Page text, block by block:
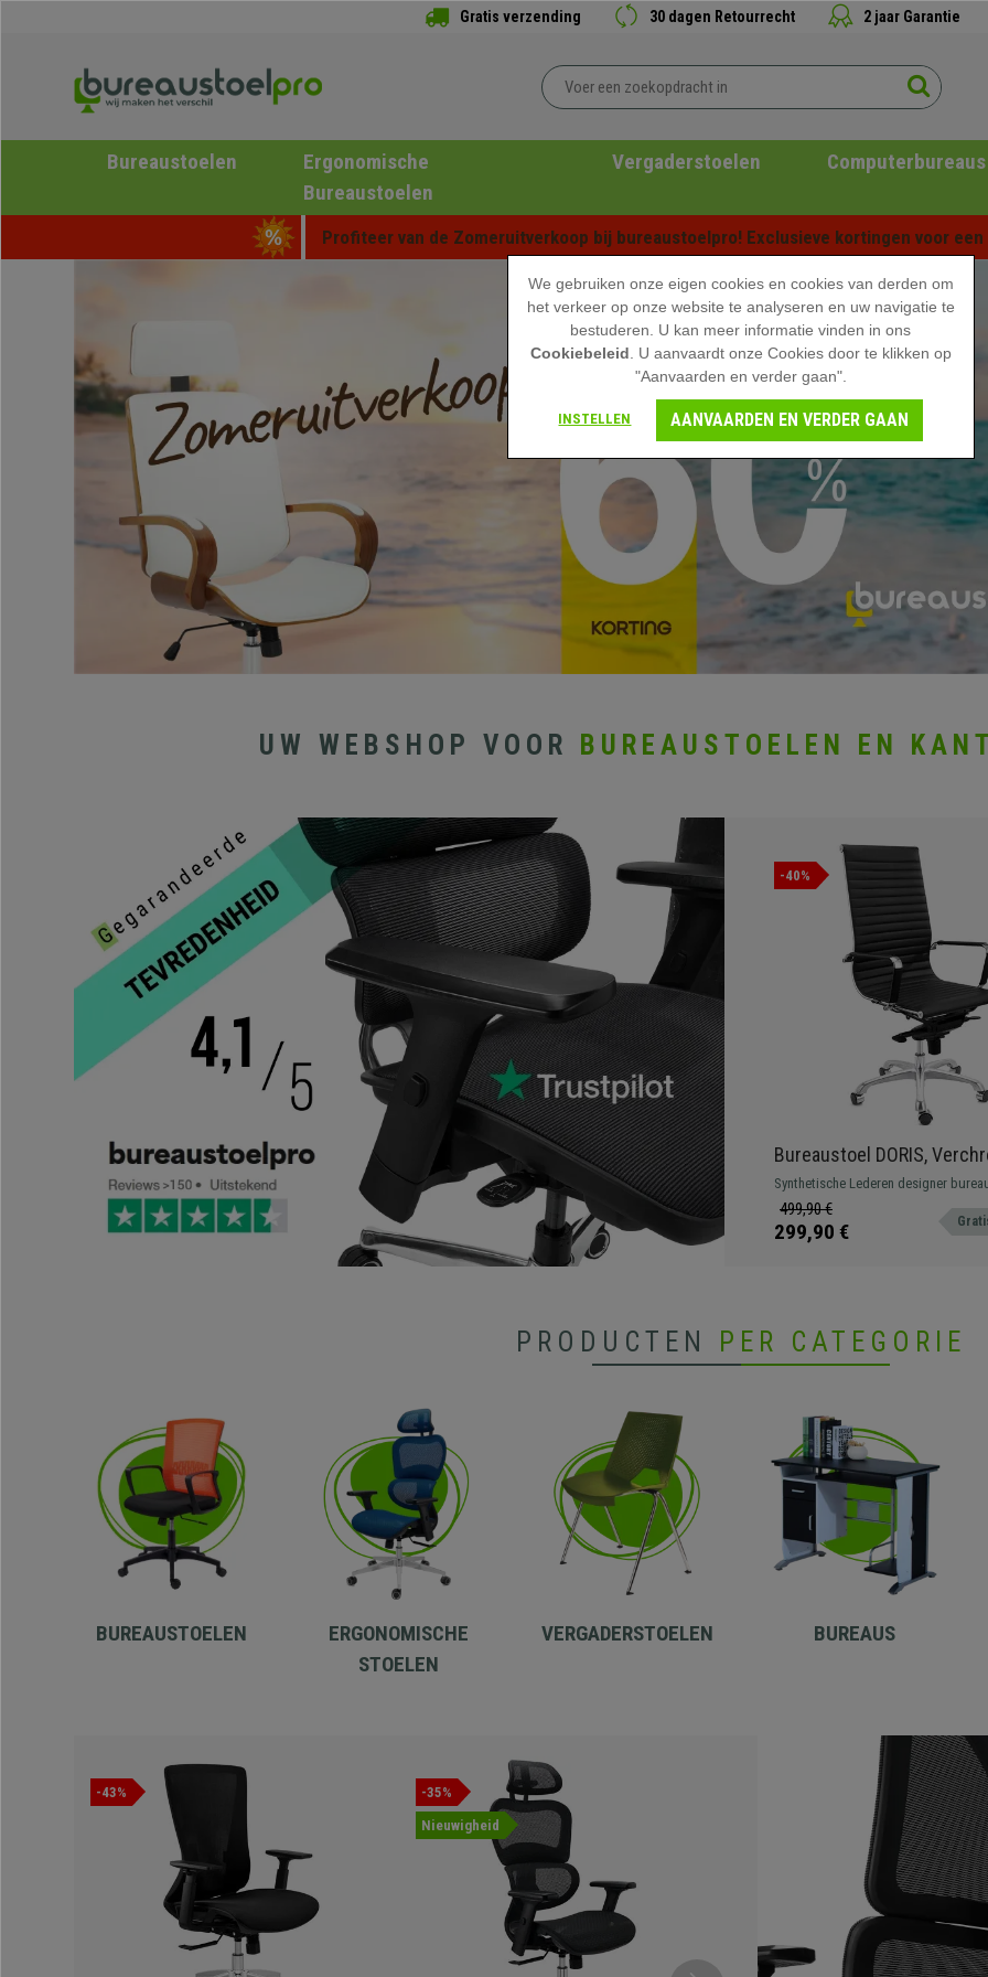
Gratis verzending 30 dagen Retourrecht 2 jaar Garantie
Bureaustoelen
Ergonomische
Bureaustoelen
Vergaderstoelen Computerbureaus
Profiteer van de Zomeruitverkoop bij bureaustoelpro! Exclusieve kortingen voor
UW WEBSHOP VOOR BUREAUSTOELEN EN
-40%
Bureaustoel DORIS,
Metalen Frame, Elegante
Zwart Lederen Bekleding
Synthetische Lederen designer
verchroomd metalen onderstel.
met 4 verstelbare standen.
499,90 €
299,90 €
PRODUCTEN PER CATEGORIE
BUREAUSTOELEN
ERGONOMISCHE
STOELEN
VERGADERSTOELEN BUREAUS
-43%
-35%
Nieuwigheid
We gebruiken onze eigen cookies en cookies van derden om
het verkeer op onze website te analyseren en uw navigatie te
bestuderen. U kan meer informatie vinden in ons
Cookiebeleid . U aanvaardt onze Cookies door te klikken op
"Aanvaarden en verder gaan".
INSTELLEN AANVAARDEN EN VERDER GAAN